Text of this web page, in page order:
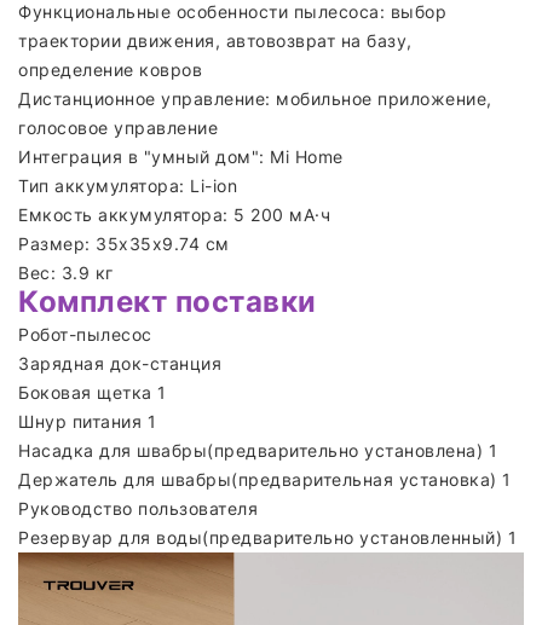
Функциональные особенности пылесоса: выбор
траектории движения, автовозврат на базу,
определение ковров
Дистанционное управление: мобильное приложение,
голосовое управление
Интеграция в "умный дом": Mi Home
Тип аккумулятора: Li-ion
Емкость аккумулятора: 5 200 мА·ч
Размер: 35х35х9.74 см
Вес: 3.9 кг
Комплект поставки
Робот-пылесос
Зарядная док-станция
Боковая щетка 1
Шнур питания 1
Насадка для швабры(предварительно установлена) 1
Держатель для швабры(предварительная установка) 1
Руководство пользователя
Резервуар для воды(предварительно установленный) 1